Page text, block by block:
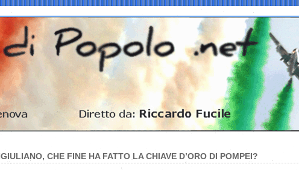
CHE FINE HA FATTO LA CHIAVE D’ORO DI POMPEI?